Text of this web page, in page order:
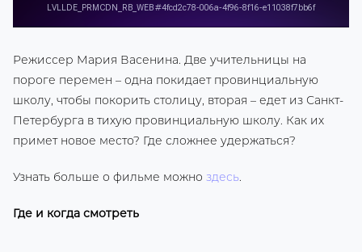
Режиссер Мария Васенина. Две учительницы на
пороге перемен – одна покидает провинциальную
школу, чтобы покорить столицу, вторая – едет из Санкт-
Петербурга в тихую провинциальную школу. Как их
примет новое место? Где сложнее удержаться?
Узнать больше о фильме можно здесь.
Где и когда смотреть